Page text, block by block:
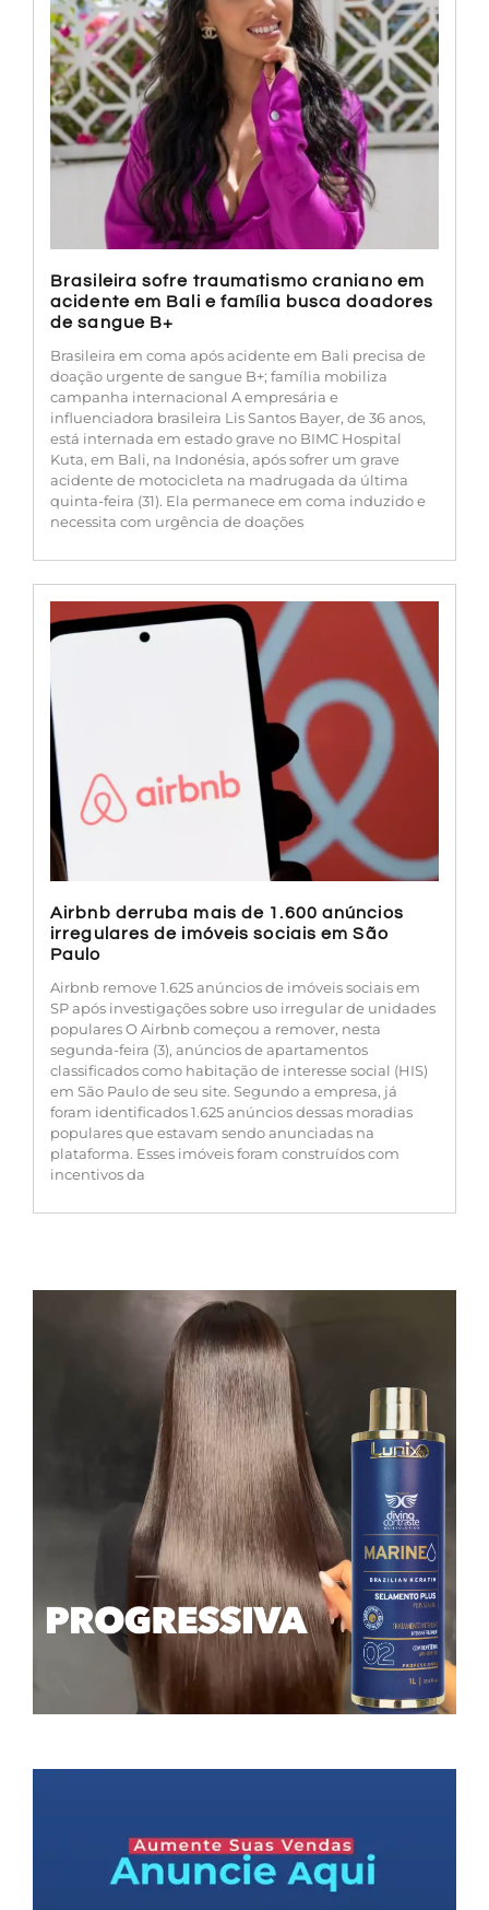
Brasileira sofre traumatismo craniano em
acidente em Bali e família busca doadores
de sangue B+
Brasileira em coma após acidente em Bali precisa de
doação urgente de sangue B+; família mobiliza
campanha internacional A empresária e
influenciadora brasileira Lis Santos Bayer, de 36 anos,
está internada em estado grave no BIMC Hospital
Kuta, em Bali, na Indonésia, após sofrer um grave
acidente de motocicleta na madrugada da última
quinta-feira (31). Ela permanece em coma induzido e
necessita com urgência de doações
Airbnb derruba mais de 1.600 anúncios
irregulares de imóveis sociais em São
Paulo
Airbnb remove 1.625 anúncios de imóveis sociais em
SP após investigações sobre uso irregular de unidades
populares O Airbnb começou a remover, nesta
segunda-feira (3), anúncios de apartamentos
classificados como habitação de interesse social (HIS)
em São Paulo de seu site. Segundo a empresa, já
foram identificados 1.625 anúncios dessas moradias
populares que estavam sendo anunciadas na
plataforma. Esses imóveis foram construídos com
incentivos da